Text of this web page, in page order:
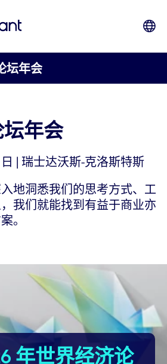
坛年会
年会
日 | 瑞士达沃斯-克洛斯特斯
地洞悉我们的思考方式、工
我们就能找到有益于商业亦
。
年世界经济论